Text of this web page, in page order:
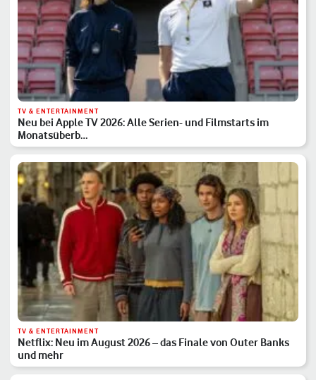
TV & ENTERTAINMENT
Neu bei Apple TV 2026: Alle Serien- und Filmstarts im
Monatsüberb…
TV & ENTERTAINMENT
Netflix: Neu im August 2026 – das Finale von Outer Banks
und mehr